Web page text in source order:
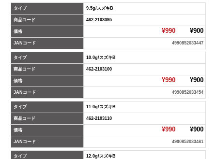
タイプ 9.5g/スズキB
商品コード 462-2103095
価格 ¥990¥900
JANコード 4990852033447
タイプ 10.0g/スズキB
商品コード 462-2103100
価格 ¥990¥900
JANコード 4990852033454
タイプ 11.0g/スズキB
商品コード 462-2103110
価格 ¥990¥900
JANコード 4990852033461
タイプ 12.0g/スズキB